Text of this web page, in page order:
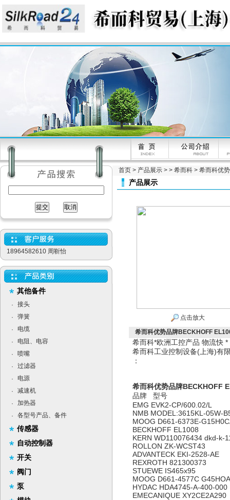
18964582610 周靳怡
其他备件
·
接头
·
弹簧
·
电缆
·
电阻、电容
·
喷嘴
·
过滤器
·
电源
·
减速机
·
加热器
·
各型号产品、备件
传感器
自动控制器
开关
阀门
泵
首页 > 产品展示 > > 希而科 > 希而科优
产品展示
点击放大
希而科优势品牌BECKHOFF
希而科*欧洲工控产品 物流
希而科工业控制设备(上海)
：
希而科优势品牌BECKHOFF
品牌 型号
EMG EVK2-CP/600.02/L
NMB MODEL:3615KL-05W-
MOOG D661-6373E-
BECKHOFF EL1008
KERN WD110076434 dkd-k-
ROLLON ZK-WCST43
ADVANTECK EKI-2528-AE
REXROTH 821300373
STUEWE IS465x95
MOOG D661-4577C
HYDAC HDA4745-A-400-000
EMECANIQUE XY2CE2A290